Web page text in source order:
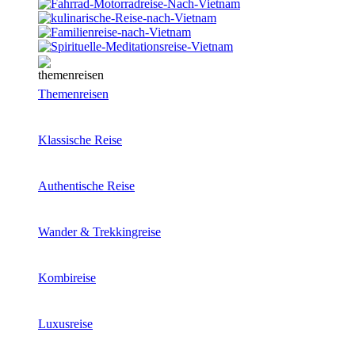
Themenreisen
Klassische Reise
Authentische Reise
Wander & Trekkingreise
Kombireise
Luxusreise